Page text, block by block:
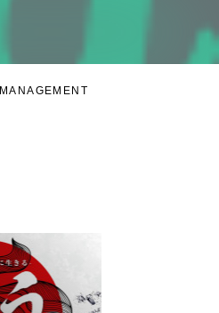
MANAGEMENT